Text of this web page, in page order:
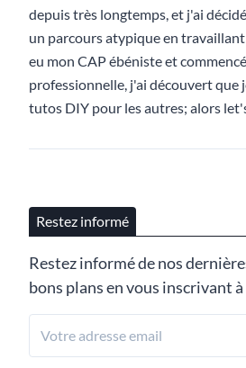
depuis très longtemps, et j'ai
un parcours atypique en
eu mon CAP ébéniste et
professionnelle, j'ai découvert que
tutos DIY pour les autres; alors
Restez informé
Restez informé de nos
bons plans en vous inscrivant